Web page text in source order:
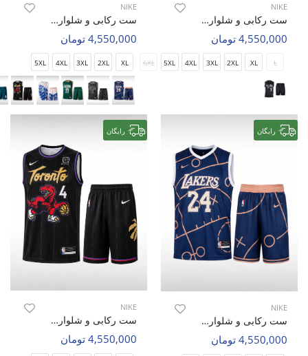
NIKE
ست رکابی و شلوارک بسکتبال مردانه نایک Nike Riga M
4,550,000 تومان
L
XL
2XL
3XL
4XL
5XL
6XL
NIKE
ست رکابی و شلوارک بسکتبال مردانه نایک Nike Hoop Zone M
4,550,000 تومان
XL
2XL
3XL
4XL
5XL
رایگان
NIKE
ست رکابی و شلوارک بسکتبال مردانه نایک Nike Hoop Zone M
4,550,000 تومان
رایگان
NIKE
ست رکابی و شلوارک بسکتبال مردانه نایک Nike Hoop Zone M
4,550,000 تومان